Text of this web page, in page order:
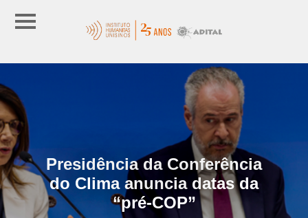
Presidência da Conferência
do Clima anuncia datas da
“pré-COP”